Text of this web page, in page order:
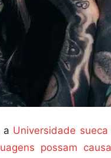
a Universidade
possam